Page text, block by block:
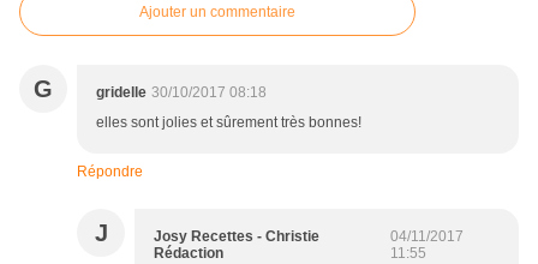
Ajouter un commentaire
G gridelle 30/10/2017 08:18
elles sont jolies et sûrement très bonnes!
Répondre
J
Josy Recettes - Christie
Rédaction
04/11/2017
11:55